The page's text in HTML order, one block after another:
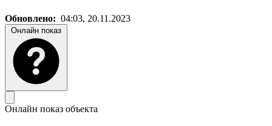
Обновлено: 04:03, 20.11.2023
Онлайн показ
Онлайн показ объекта